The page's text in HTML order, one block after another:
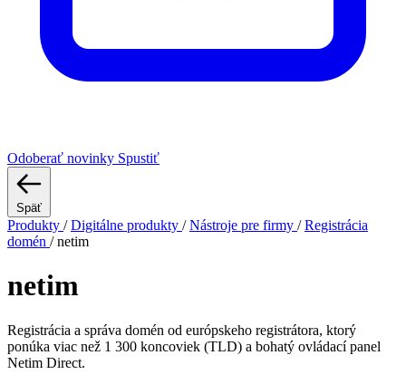
Odoberať novinky Spustiť
Späť
Produkty / Digitálne produkty / Nástroje pre firmy / Registrácia
domén / netim
netim
Registrácia a správa domén od európskeho registrátora, ktorý
ponúka viac než 1 300 koncoviek (TLD) a bohatý ovládací panel
Netim Direct.